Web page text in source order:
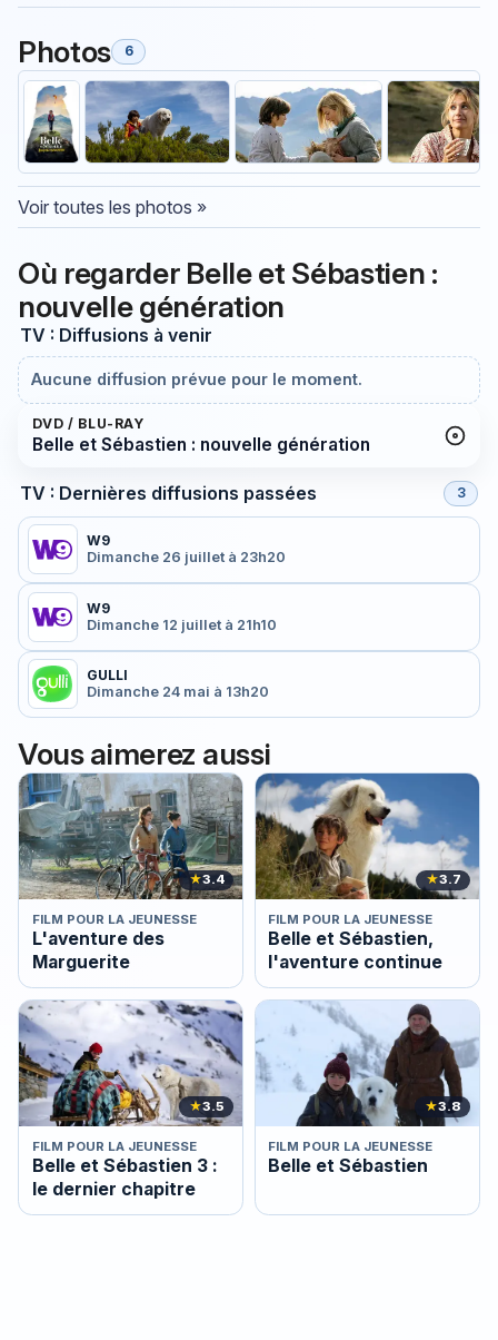
Photos 6
Voir toutes les photos »
Où regarder Belle et Sébastien :
nouvelle génération
TV : Diffusions à venir
Aucune diffusion prévue pour le moment.
DVD / BLU-RAY
Belle et Sébastien : nouvelle génération
TV : Dernières diffusions passées 3
W9
Dimanche 26 juillet à 23h20
W9
Dimanche 12 juillet à 21h10
GULLI
Dimanche 24 mai à 13h20
Vous aimerez aussi
★3.4
FILM POUR LA JEUNESSE
L'aventure des
Marguerite
★3.7
FILM POUR LA JEUNESSE
Belle et Sébastien,
l'aventure continue
★3.5
FILM POUR LA JEUNESSE
Belle et Sébastien 3 :
le dernier chapitre
★3.8
FILM POUR LA JEUNESSE
Belle et Sébastien